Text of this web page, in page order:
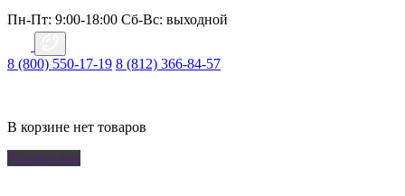
Пн-Пт: 9:00-18:00 Cб-Вс: выходной
8 (800) 550-17-19 8 (812) 366-84-57
В корзине нет товаров
Удалить все